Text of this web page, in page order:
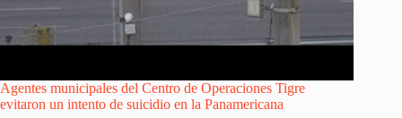
Agentes municipales del Centro de Operaciones Tigre
evitaron un intento de suicidio en la Panamericana